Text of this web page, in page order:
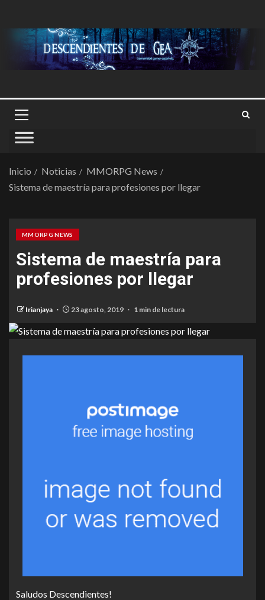
Inicio Noticias
MMORPG News
Sistema de maestría para profesiones por llegar
MMORPG NEWS
Sistema de maestría para
profesiones por llegar
Irianjaya 23 agosto, 2019 1 min de lectura
Saludos Descendientes!